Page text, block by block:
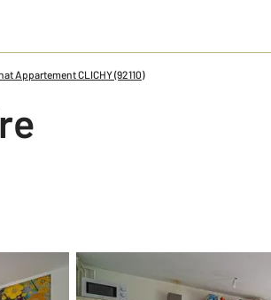
Appartement CLICHY (92110)